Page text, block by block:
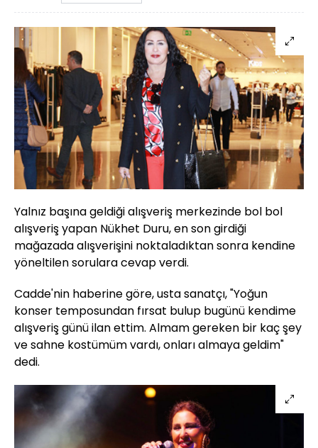
Yalnız başına geldiği alışveriş merkezinde bol bol
alışveriş yapan Nükhet Duru, en son girdiği
mağazada alışverişini noktaladıktan sonra kendine
yöneltilen sorulara cevap verdi.
Cadde'nin haberine göre, usta sanatçı, "Yoğun
konser temposundan fırsat bulup bugünü kendime
alışveriş günü ilan ettim. Almam gereken bir kaç şey
ve sahne kostümüm vardı, onları almaya geldim"
dedi.